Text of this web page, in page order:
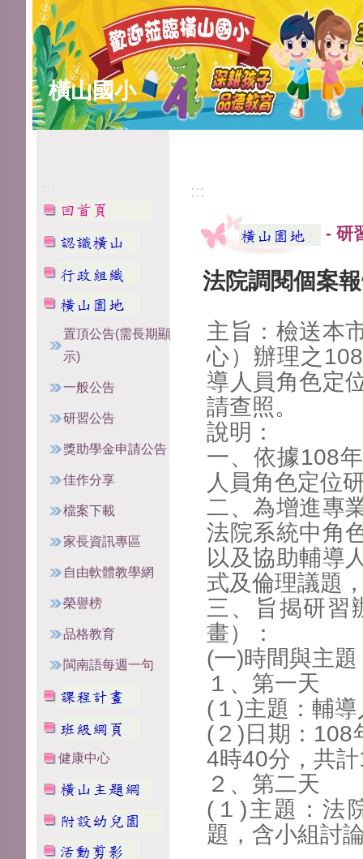
橫山國小
:::
置頂公告(需長期顯
示)
一般公告
研習公告
獎助學金申請公告
佳作分享
檔案下載
家長資訊專區
自由軟體教學網
榮譽榜
品格教育
閩南語每週一句
健康中心
:::
- 研
法院調閱個案
主旨：檢送本
心）辦理之
導人員角色定
請查照。
說明：
一、依據108
人員角色定位
二、為增進專
法院系統中角
以及協助輔導
式及倫理議題
三、旨揭研習
畫）：
(一)時間與主題
１、第一天
(１)主題：輔
(２)日期：108
4時40分，共
２、第二天
(１)主題：法
題，含小組討